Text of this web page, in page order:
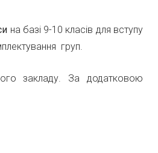
на базі 9-10 класів для вступу
груп.
закладу. За додатковою